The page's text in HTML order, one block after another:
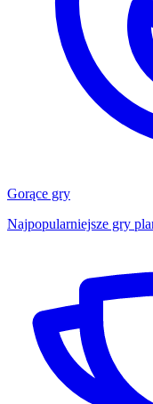
Gorące gry
Najpopularniejsze gry